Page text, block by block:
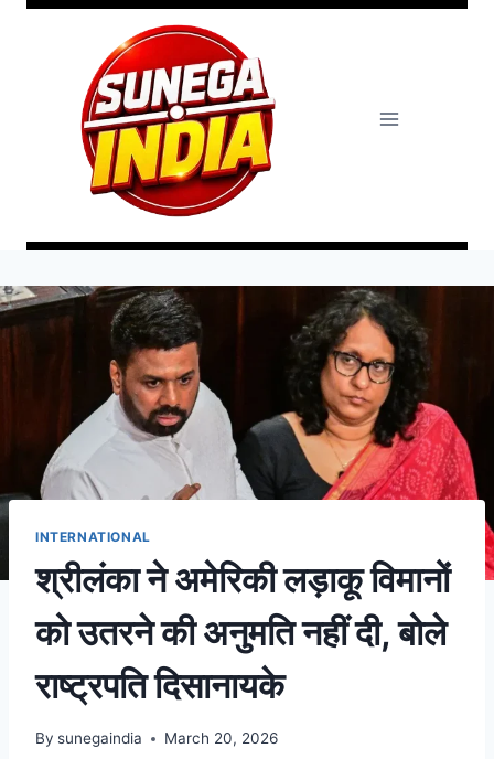
INTERNATIONAL
श्रीलंका ने अमेरिकी लड़ाकू विमानों
को उतरने की अनुमति नहीं दी, बोले
राष्ट्रपति दिसानायके
By sunegaindia March 20, 2026